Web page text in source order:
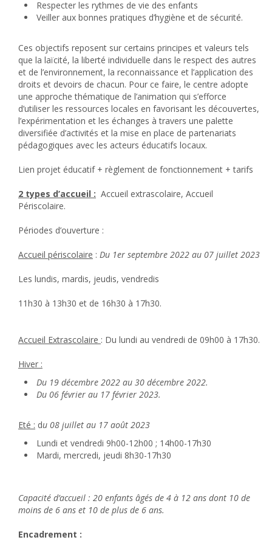
Respecter les rythmes de vie des enfants
Veiller aux bonnes pratiques d’hygiène et de sécurité.
Ces objectifs reposent sur certains principes et valeurs tels
que la laïcité, la liberté individuelle dans le respect des autres
et de l’environnement, la reconnaissance et l’application des
droits et devoirs de chacun. Pour ce faire, le centre adopte
une approche thématique de l’animation qui s’efforce
d’utiliser les ressources locales en favorisant les découvertes,
l’expérimentation et les échanges à travers une palette
diversifiée d’activités et la mise en place de partenariats
pédagogiques avec les acteurs éducatifs locaux.
Lien projet éducatif + règlement de fonctionnement + tarifs
2 types d’accueil : Accueil extrascolaire, Accueil
Périscolaire.
Périodes d’ouverture :
Accueil périscolaire : Du 1er septembre 2022 au 07 juillet 2023
Les lundis, mardis, jeudis, vendredis
11h30 à 13h30 et de 16h30 à 17h30.
Accueil Extrascolaire : Du lundi au vendredi de 09h00 à 17h30.
Hiver :
Du 19 décembre 2022 au 30 décembre 2022.
Du 06 février au 17 février 2023.
Eté : du 08 juillet au 17 août 2023
Lundi et vendredi 9h00-12h00 ; 14h00-17h30
Mardi, mercredi, jeudi 8h30-17h30
Capacité d’accueil : 20 enfants âgés de 4 à 12 ans dont 10 de
moins de 6 ans et 10 de plus de 6 ans.
Encadrement :